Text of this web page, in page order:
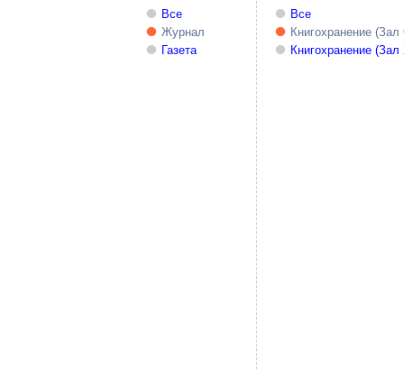
Все
Журнал
Газета
Все
Книгохранение
Книгохранение